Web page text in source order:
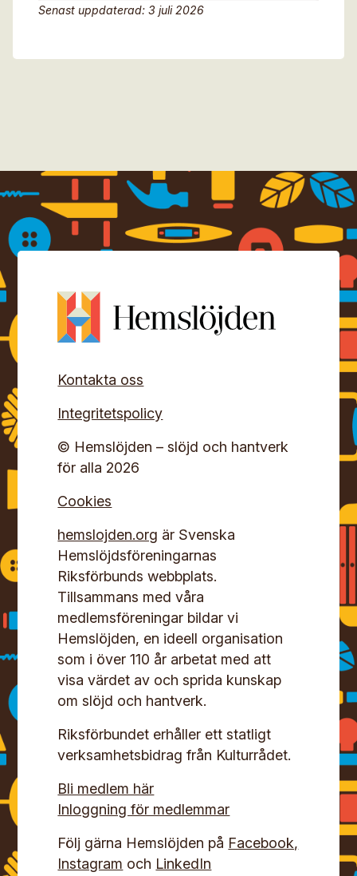
Senast uppdaterad: 3 juli 2026
Kontakta oss
Integritetspolicy
© Hemslöjden – slöjd och hantverk
för alla 2026
Cookies
hemslojden.org är Svenska
Hemslöjdsföreningarnas
Riksförbunds webbplats.
Tillsammans med våra
medlemsföreningar bildar vi
Hemslöjden, en ideell organisation
som i över 110 år arbetat med att
visa värdet av och sprida kunskap
om slöjd och hantverk.
Riksförbundet erhåller ett statligt
verksamhetsbidrag från Kulturrådet.
Bli medlem här
Inloggning för medlemmar
Följ gärna Hemslöjden på Facebook,
Instagram och LinkedIn